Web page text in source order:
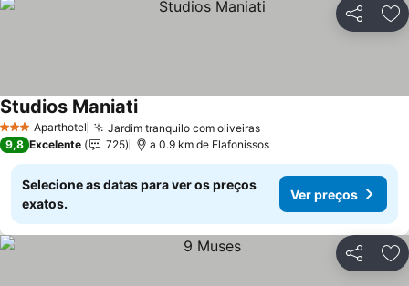
Partilhar
3 EstrelasAparthotel Jardim tranquilo com oliveirasVer preços
Studios ManiatiVer preços
9,8 Excelente 725 a 0.9 km de Elafonissos
Selecione as datas para ver os preços
exatos.
Ver preços
Partilhar